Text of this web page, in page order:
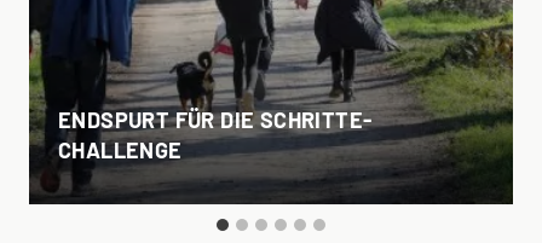
ENDSPURT FÜR DIE SCHRITTE-
CHALLENGE